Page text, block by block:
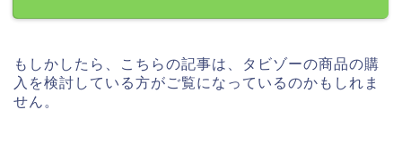
もしかしたら、こちらの記事は、タビゾーの商品の購
入を検討している方がご覧になっているのかもしれま
せん。